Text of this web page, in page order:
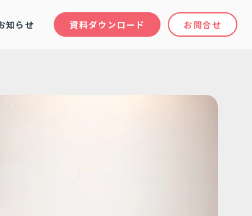
お問合せ
資料ダウンロード
知らせ